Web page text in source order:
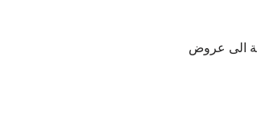
الى عروض